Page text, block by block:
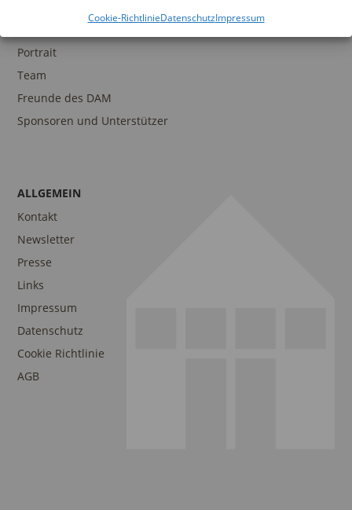
Cookie-RichtlinieDatenschutzImpressum
Portrait
Team
Freunde des DAM
Sponsoren und Unterstützer
ALLGEMEIN
Kontakt
Newsletter
Presse
Links
Impressum
Datenschutz
Cookie Richtlinie
AGB